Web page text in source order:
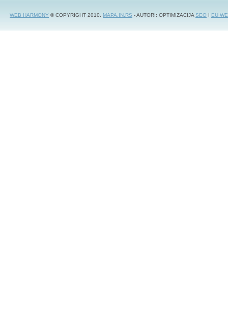
WEB HARMONY © COPYRIGHT 2010. MAPA.IN.RS - AUTORI: OPTIMIZACIJA SEO I EU